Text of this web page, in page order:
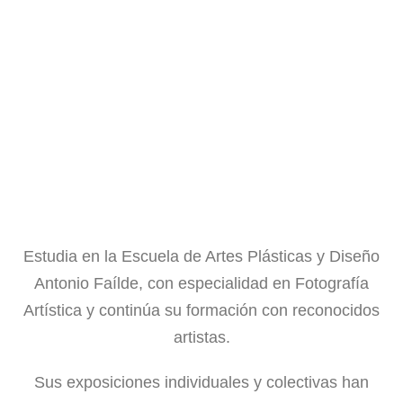
Estudia en la Escuela de Artes Plásticas y Diseño
Antonio Faílde, con especialidad en Fotografía
Artística y continúa su formación con reconocidos
artistas.
Sus exposiciones individuales y colectivas han